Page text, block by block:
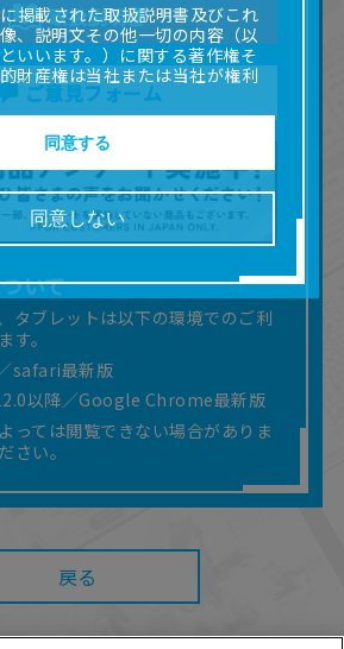
取扱説明書
ご意見フォーム
いて
タブレットは以下の環境でのご利
す。
safari最新版
以降／Google Chrome最新版
っては閲覧できない場合がありま
さい。
戻る
掲載された取扱説明書及びこれ
、説明文その他一切の内容（以
いいます。）に関する著作権そ
財産権は当社または当社が権利
第三者に帰属します。
画像等の一部または全部を私的
ス内の意見投稿の目的での画像
ます。）を超えて使用（複製、
示、頒布、配信、販売、出版等
限りません。）することは禁止
扱説明書は、お客様が購入され
れたものと異なる場合がありま
変更などにより、取扱説明書の
変更される場合があります。
明書の正確性確保に努めており
明書の完全性を保証するもので
環境によっては、本サービスを
ない場合があります。
用したこと、または利用できな
り利用者に何らかの損害が生じ
を利用したことによって、利用
ネットワークへの障害（コンピ
スに起因する障害を含みま
同意しない
同意する